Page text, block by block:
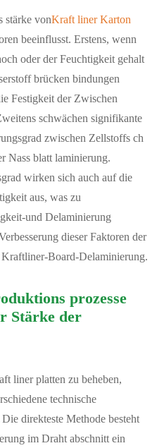
stärke vonKraft liner Karton
beeinflusst. Erstens, wenn
oder der Feuchtigkeit gehalt
brücken bindungen
Festigkeit der Zwischen
schwächen signifikante
zwischen Zellstoffs ch
Nass blatt laminierung.
wirken sich auch auf die
aus, was zu
und Delaminierung
dieser Faktoren der
Board-Delaminierung.
prozesse
Stärke der
liner platten zu beheben,
technische
direkteste Methode besteht
im Draht abschnitt ein